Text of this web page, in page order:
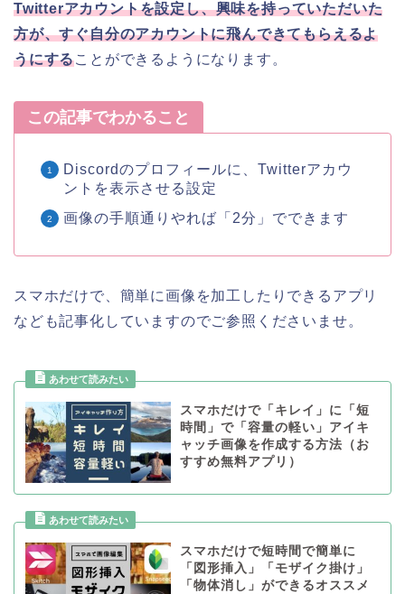
Twitterアカウントを設定し、興味を持っていただいた
方が、すぐ自分のアカウントに飛んできてもらえるよ
うにすることができるようになります。
この記事でわかること
Discordのプロフィールに、Twitterアカウ
ントを表示させる設定
画像の手順通りやれば「2分」でできます
スマホだけで、簡単に画像を加工したりできるアプリ
なども記事化していますのでご参照くださいませ。
スマホだけで「キレイ」に「短
時間」で「容量の軽い」アイキ
ャッチ画像を作成する方法（お
すすめ無料アプリ）
スマホだけで短時間で簡単に
「図形挿入」「モザイク掛け」
「物体消し」ができるオススメ